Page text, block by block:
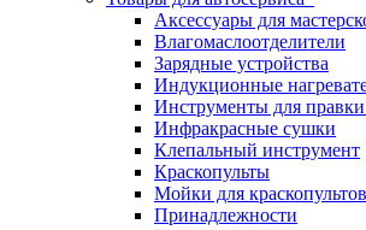
Аксессуары для
Влагомаслоотделители
Зарядные устройства
Индукционные
Инструменты для
Инфракрасные сушки
Клепальный инструмент
Краскопульты
Мойки для краскопультов
Принадлежности